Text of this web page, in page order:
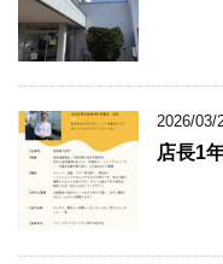
2026/03/
店長1